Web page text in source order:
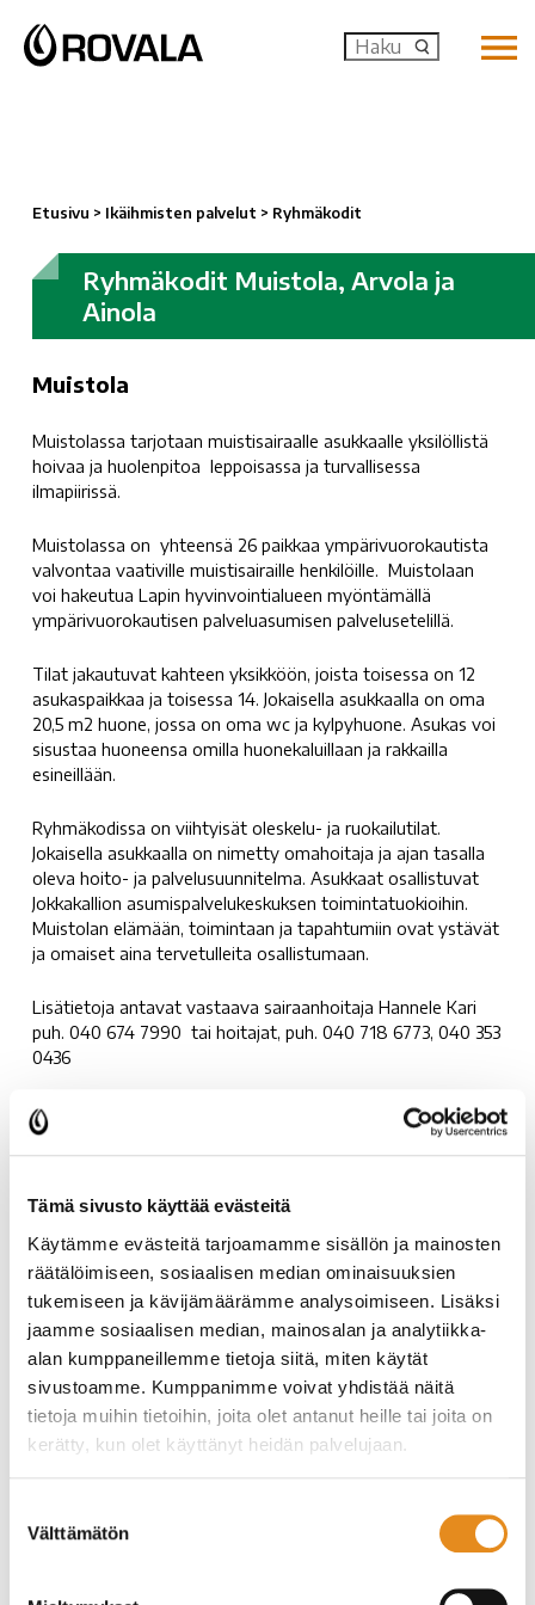
Tämä sivusto käyttää evästeitä
Käytämme evästeitä tarjoamamme sisällön ja mainosten
räätälöimiseen, sosiaalisen median ominaisuuksien
tukemiseen ja kävijämäärämme analysoimiseen. Lisäksi
jaamme sosiaalisen median, mainosalan ja analytiikka-
alan kumppaneillemme tietoja siitä, miten käytät
sivustoamme. Kumppanimme voivat yhdistää näitä
tietoja muihin tietoihin, joita olet antanut heille tai joita on
kerätty, kun olet käyttänyt heidän palvelujaan.
valinta
Välttämätön
Etusivu > Ikäihmisten palvelut > Ryhmäkodit
Ryhmäkodit Muistola, Arvola ja
Ainola
Muistola
Muistolassa tarjotaan muistisairaalle asukkaalle yksilöllistä
hoivaa ja huolenpitoa leppoisassa ja turvallisessa
ilmapiirissä.
Muistolassa on yhteensä 26 paikkaa ympärivuorokautista
valvontaa vaativille muistisairaille henkilöille. Muistolaan
voi hakeutua Lapin hyvinvointialueen myöntämällä
ympärivuorokautisen palveluasumisen palvelusetelillä.
Tilat jakautuvat kahteen yksikköön, joista toisessa on 12
asukaspaikkaa ja toisessa 14. Jokaisella asukkaalla on oma
20,5 m2 huone, jossa on oma wc ja kylpyhuone. Asukas voi
sisustaa huoneensa omilla huonekaluillaan ja rakkailla
esineillään.
Ryhmäkodissa on viihtyisät oleskelu- ja ruokailutilat.
Jokaisella asukkaalla on nimetty omahoitaja ja ajan tasalla
oleva hoito- ja palvelusuunnitelma. Asukkaat osallistuvat
Jokkakallion asumispalvelukeskuksen toimintatuokioihin.
Muistolan elämään, toimintaan ja tapahtumiin ovat ystävät
ja omaiset aina tervetulleita osallistumaan.
Lisätietoja antavat vastaava sairaanhoitaja Hannele Kari
puh. 040 674 7990 tai hoitajat, puh. 040 718 6773, 040 353
0436
Arvola ja Ainola
ryhmäkoti
Arvolassa
ja tammikuussa 2013 avatussa 10-
paikkaisessa ryhmäkoti
kannustavassa ja turvallisessa ilmapiirissä yksilöllistä hoivaa
ja huolenpitoa fyysisesti huonokuntoisille ikäihmisille.
Asukas voi sisustaa huoneensa omilla huonekaluillaan ja
esineillään. Arvolan huoneissa on pieni keittiönurkkaus.
Arvolassa ja Ainolassa huoneisiin kuuluu turvapuhelin ja
oma, inva-mitoitettu kylpyhuone.
Ryhmäkodeissa on viihtyisät, yhteiset oleskelu- ja
ruokailutilat sekä sauna. Jokaisella asukkaalla on nimetty
osallistumaan Arvolan ja Ainolan elämään ja Jokkakallion